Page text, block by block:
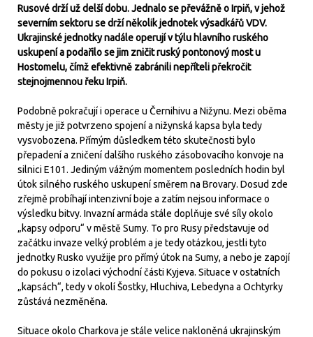
Rusové drží už delší dobu. Jednalo se převážně o Irpiň, v jehož
severním sektoru se drží několik jednotek výsadkářů VDV.
Ukrajinské jednotky nadále operují v týlu hlavního ruského
uskupení a podařilo se jim zničit ruský pontonový most u
Hostomelu, čímž efektivně zabránili nepříteli překročit
stejnojmennou řeku Irpiň.
Podobně pokračují i operace u Černihivu a Nižynu. Mezi oběma
městy je již potvrzeno spojení a nižynská kapsa byla tedy
vysvobozena. Přímým důsledkem této skutečnosti bylo
přepadení a zničení dalšího ruského zásobovacího konvoje na
silnici E101. Jediným vážným momentem posledních hodin byl
útok silného ruského uskupení směrem na Brovary. Dosud zde
zřejmě probíhají intenzivní boje a zatím nejsou informace o
výsledku bitvy. Invazní armáda stále doplňuje své síly okolo
„kapsy odporu“ v městě Sumy. To pro Rusy představuje od
začátku invaze velký problém a je tedy otázkou, jestli tyto
jednotky Rusko využije pro přímý útok na Sumy, a nebo je zapojí
do pokusu o izolaci východní části Kyjeva. Situace v ostatních
„kapsách“, tedy v okolí Šostky, Hluchiva, Lebedyna a Ochtyrky
zůstává nezměněna.
Situace okolo Charkova je stále velice nakloněná ukrajinským